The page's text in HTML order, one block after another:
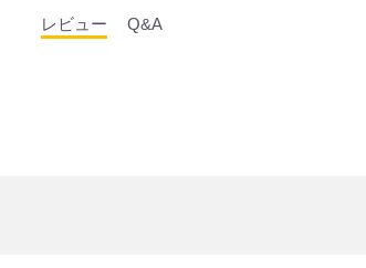
レビュー Q&A